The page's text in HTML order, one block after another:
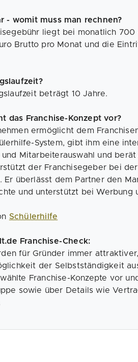
- womit muss man rechnen?
liegt bei monatlich 700
Brutto pro Monat und die
beträgt 10 Jahre.
das Franchise-Konzept vor?
ermöglicht dem
System, gibt ihm eine
Mitarbeiterauswahl und
der Franchisegeber bei
überlässt dem Partner den
und unterstützt bei Werbung
Schülerhilfe
Franchise-Check:
für Gründer immer
der Selbstständigkeit
Franchise-Konzepte vor
sowie über Details wie